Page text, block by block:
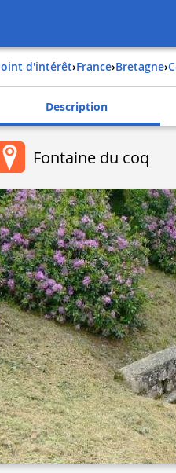
Point d'intérêt› france› bretagne›
Description
Fontaine du coq